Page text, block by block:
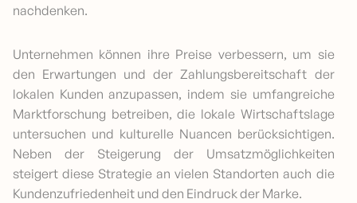
nachdenken.
Unternehmen können ihre Preise verbessern, um sie
den Erwartungen und der Zahlungsbereitschaft der
lokalen Kunden anzupassen, indem sie umfangreiche
Marktforschung betreiben, die lokale Wirtschaftslage
untersuchen und kulturelle Nuancen berücksichtigen.
Neben der Steigerung der Umsatzmöglichkeiten
steigert diese Strategie an vielen Standorten auch die
Kundenzufriedenheit und den Eindruck der Marke.